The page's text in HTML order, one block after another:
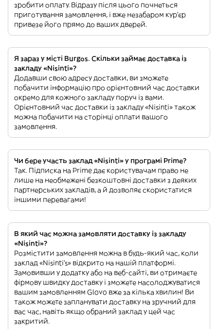
зробити оплату. Відразу після цього почнеться
приготування замовлення, і вже незабаром кур'єр
привезе його прямо до ваших дверей.
Я зараз у місті Burgos. Скільки займає доставка із
закладу «Nisinti»?
Додавши свою адресу доставки, ви зможете
побачити інформацію про орієнтовний час доставки
окремо для кожного закладу поруч із вами.
Орієнтовний час доставки із закладу «Nisinti» також
можна побачити на сторінці оплати вашого
замовлення.
Чи бере участь заклад «Nisinti» у програмі Prime?
Так. Підписка на Prime дає користувачам право не
лише на необмежені безкоштовні доставки з деяких
партнерських закладів, а й дозволяє скористатися
іншими перевагами!
В який час можна замовляти доставку із закладу
«Nisinti»?
Розмістити замовлення можна в будь-який час, коли
заклад «Nisinti’s» відкрито на нашій платформі.
Замовивши у додатку або на веб-сайті, ви отримаєте
фірмову швидку доставку і зможете насолоджуватися
вашим замовленням Glovo вже за кілька хвилин! Ви
також можете запланувати доставку на зручний для
вас час, навіть якщо обраний заклад у цей час
закритий.